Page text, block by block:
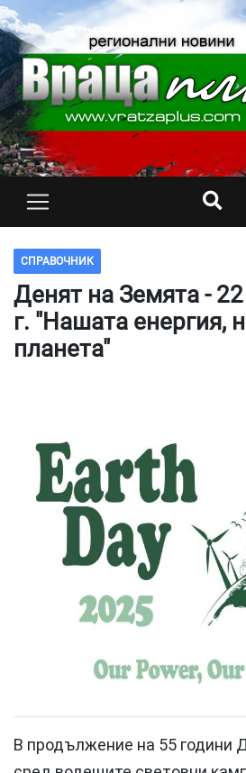
СПРАВОЧНИК
Денят на Земята -
г. "Нашата енергия,
планета"
В продължение на 55 години